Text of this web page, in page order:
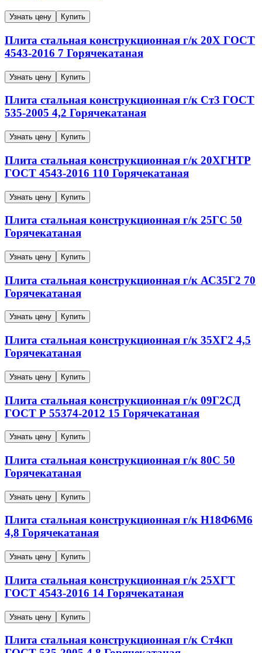
Узнать цену Купить
Плита стальная конструкционная г/к 20Х ГОСТ
4543-2016 7 Горячекатаная
Узнать цену Купить
Плита стальная конструкционная г/к Ст3 ГОСТ
535-2005 4,2 Горячекатаная
Узнать цену Купить
Плита стальная конструкционная г/к 20ХГНТР
ГОСТ 4543-2016 110 Горячекатаная
Узнать цену Купить
Плита стальная конструкционная г/к 25ГС 50
Горячекатаная
Узнать цену Купить
Плита стальная конструкционная г/к АС35Г2 70
Горячекатаная
Узнать цену Купить
Плита стальная конструкционная г/к 35ХГ2 4,5
Горячекатаная
Узнать цену Купить
Плита стальная конструкционная г/к 09Г2СД
ГОСТ Р 55374-2012 15 Горячекатаная
Узнать цену Купить
Плита стальная конструкционная г/к 80С 50
Горячекатаная
Узнать цену Купить
Плита стальная конструкционная г/к Н18Ф6М6
4,8 Горячекатаная
Узнать цену Купить
Плита стальная конструкционная г/к 25ХГТ
ГОСТ 4543-2016 14 Горячекатаная
Узнать цену Купить
Плита стальная конструкционная г/к Ст4кп